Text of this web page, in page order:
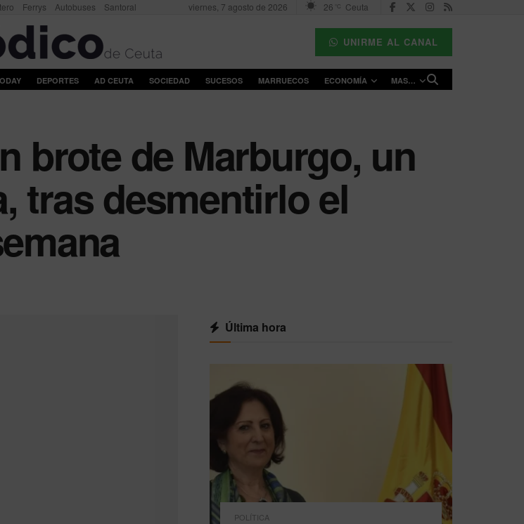
Ferrys Autobuses Santoral viernes, 7 agosto de 2026 26 °C Ceuta
UNIRME AL CANAL
DEPORTES AD CEUTA SOCIEDAD SUCESOS MARRUECOS ECONOMÍA MAS…
brote de Marburgo, un
tras desmentirlo el
Última hora
POLÍTICA